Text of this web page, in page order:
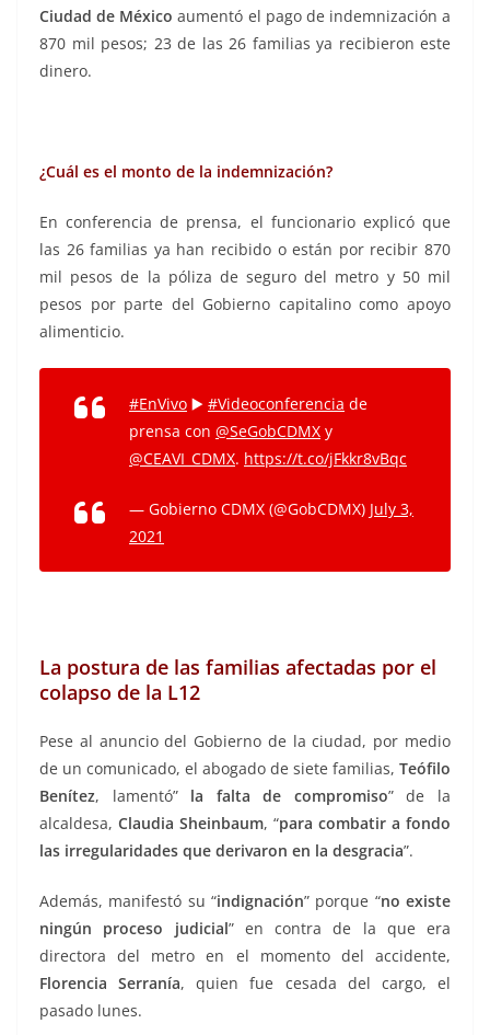
Ciudad de México aumentó el pago de indemnización a
870 mil pesos; 23 de las 26 familias ya recibieron este
dinero.
¿Cuál es el monto de la indemnización?
En conferencia de prensa, el funcionario explicó que
las 26 familias ya han recibido o están por recibir 870
mil pesos de la póliza de seguro del metro y 50 mil
pesos por parte del Gobierno capitalino como apoyo
alimenticio.
#EnVivo ▶️ #Videoconferencia de
prensa con @SeGobCDMX y
@CEAVI_CDMX. https://t.co/jFkkr8vBqc
— Gobierno CDMX (@GobCDMX) July 3,
2021
La postura de las familias afectadas por el
colapso de la L12
Pese al anuncio del Gobierno de la ciudad, por medio
de un comunicado, el abogado de siete familias, Teófilo
Benítez, lamentó” la falta de compromiso” de la
alcaldesa, Claudia Sheinbaum, “para combatir a fondo
las irregularidades que derivaron en la desgracia”.
Además, manifestó su “indignación” porque “no existe
ningún proceso judicial” en contra de la que era
directora del metro en el momento del accidente,
Florencia Serranía, quien fue cesada del cargo, el
pasado lunes.